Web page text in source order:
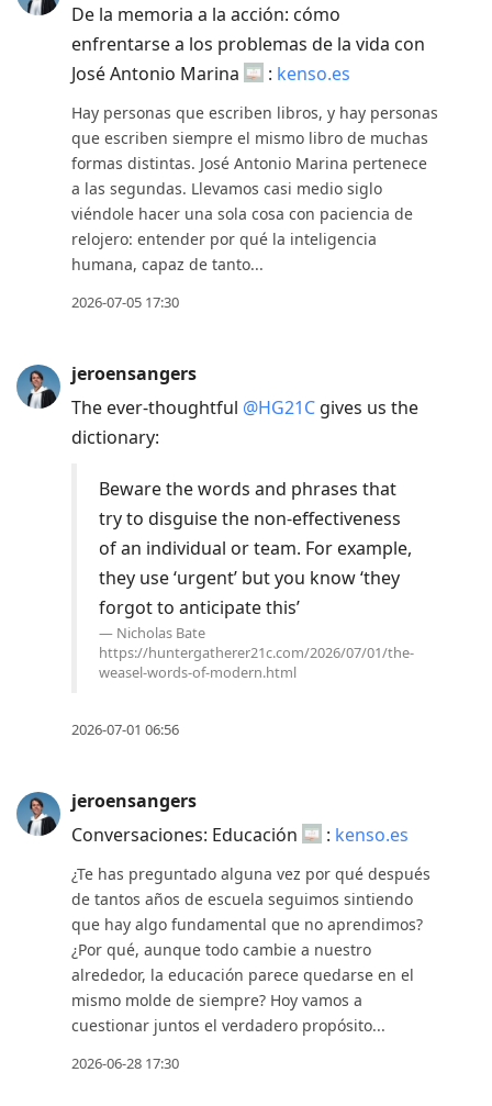
De la memoria a la acción: cómo
enfrentarse a los problemas de la vida con
José Antonio Marina
: kenso.es
Hay personas que escriben libros, y hay personas
que escriben siempre el mismo libro de muchas
formas distintas. José Antonio Marina pertenece
a las segundas. Llevamos casi medio siglo
viéndole hacer una sola cosa con paciencia de
relojero: entender por qué la inteligencia
humana, capaz de tanto...
2026-07-05 17:30
jeroensangers
The ever-thoughtful @HG21C gives us the
dictionary:
Beware the words and phrases that
try to disguise the non-effectiveness
of an individual or team. For example,
they use ‘urgent’ but you know ‘they
forgot to anticipate this’
Nicholas Bate
https://huntergatherer21c.com/2026/07/01/the-
weasel-words-of-modern.html
2026-07-01 06:56
jeroensangers
Conversaciones: Educación
: kenso.es
¿Te has preguntado alguna vez por qué después
de tantos años de escuela seguimos sintiendo
que hay algo fundamental que no aprendimos?
¿Por qué, aunque todo cambie a nuestro
alrededor, la educación parece quedarse en el
mismo molde de siempre? Hoy vamos a
cuestionar juntos el verdadero propósito...
2026-06-28 17:30